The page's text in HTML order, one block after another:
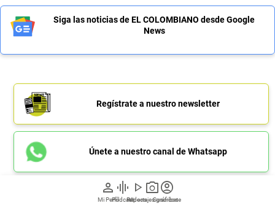
person
Mi Perfil
graphic_eq
Pódcast
play_arrow
Videos
photo_camera
Reportajes gráficos
account_circle
Suscríbete
Siga las noticias de EL COLOMBIANO desde Google
News
Regístrate a nuestro newsletter
Únete a nuestro canal de Whatsapp